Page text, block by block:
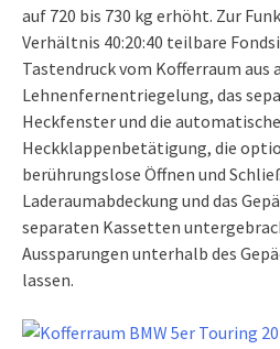
auf 720 bis 730 kg erhöht. Zur
Verhältnis 40:20:40 teilbare
Tastendruck vom Kofferraum
Lehnenfernentriegelung, das
Heckfenster und die automatische
Heckklappenbetätigung, die
berührungslose Öffnen und
Laderaumabdeckung und das
separaten Kassetten
Aussparungen unterhalb des
lassen.